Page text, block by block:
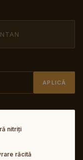
APLICĂ
nitriți
răcită